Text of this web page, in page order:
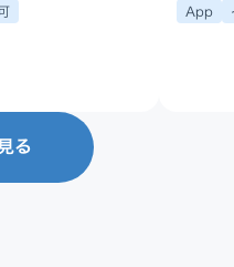
App
る